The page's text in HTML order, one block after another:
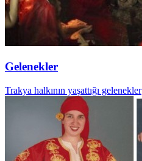
Gelenekler
Trakya halkının yaşattığı gelenekler